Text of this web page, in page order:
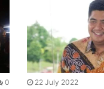
0 22 July 2022